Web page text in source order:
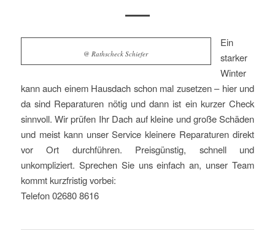
@ Rathscheck Schiefer
Ein
starker
Winter
kann auch einem Hausdach schon mal zusetzen – hier und
da sind Reparaturen nötig und dann ist ein kurzer Check
sinnvoll. Wir prüfen Ihr Dach auf kleine und große Schäden
und meist kann unser Service kleinere Reparaturen direkt
vor Ort durchführen. Preisgünstig, schnell und
unkompliziert. Sprechen Sie uns einfach an, unser Team
kommt kurzfristig vorbei:
Telefon 02680 8616